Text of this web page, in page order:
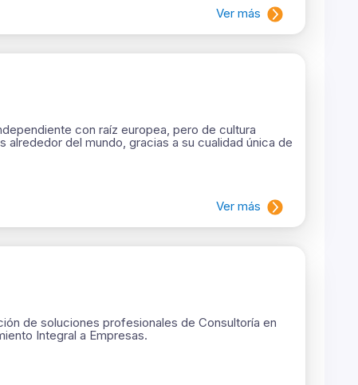
Ver más
con raíz europea, pero de cultura
alrededor del mundo, gracias a su cualidad única de
Ver más
de soluciones profesionales de Consultoría en
Integral a Empresas.